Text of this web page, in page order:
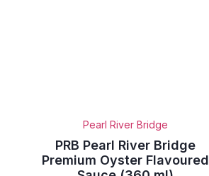
Pearl River Bridge
PRB Pearl River Bridge
Premium Oyster Flavoured